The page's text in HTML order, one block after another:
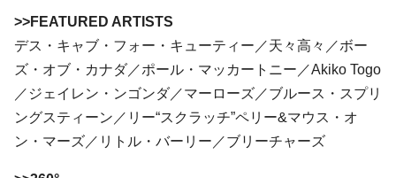
>>FEATURED ARTISTS
デス・キャブ・フォー・キューティー／天々高々／ボー
ズ・オブ・カナダ／ポール・マッカートニー／Akiko Togo
／ジェイレン・ンゴンダ／マーローズ／ブルース・スプリ
ングスティーン／リー“スクラッチ”ペリー&マウス・オ
ン・マーズ／リトル・バーリー／ブリーチャーズ